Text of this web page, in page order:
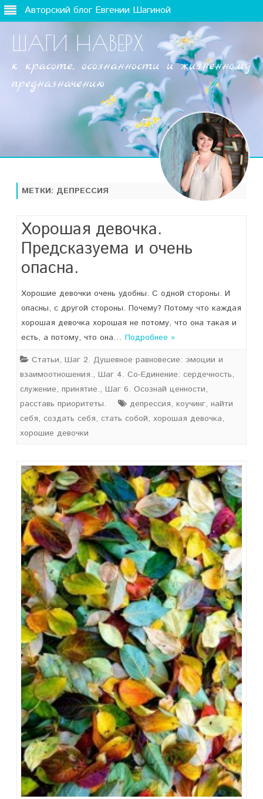
Авторский блог Евгении Шагиной
ШАГИ НАВЕРХ
к красоте, осознанности и жизненному
предназначению
МЕТКИ: ДЕПРЕССИЯ
Хорошая девочка.
Предсказуема и очень
опасна.
Хорошие девочки очень удобны. С одной стороны. И
опасны, с другой стороны. Почему? Потому что каждая
хорошая девочка хорошая не потому, что она такая и
есть, а потому, что она… Подробнее »
Статьи, Шаг 2. Душевное равновесие: эмоции и
взаимоотношения., Шаг 4. Со-Единение: сердечность,
служение, принятие., Шаг 6. Осознай ценности,
расставь приоритеты.
депрессия, коучинг, найти
себя, создать себя, стать собой, хорошая девочка,
хорошие девочки